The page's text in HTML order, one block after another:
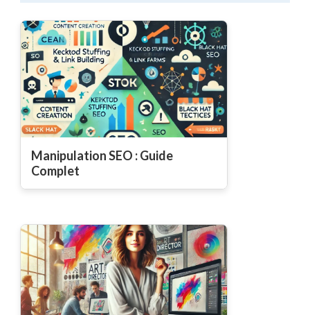
Manipulation SEO : Guide
Complet